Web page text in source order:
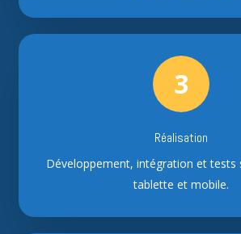
3
Réalisation
Développement, intégration et tests
tablette et mobile.